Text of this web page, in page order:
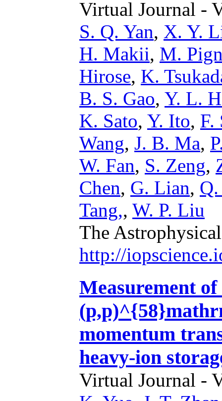
Virtual Journal -
S. Q. Yan, X. Y.
H. Makii, M.
Hirose, K.
B. S. Gao, Y. L.
K. Sato, Y. Ito, F.
Wang, J. B. Ma,
W. Fan, S. Zeng,
Chen, G. Lian,
Tang,, W. P. Liu
The
http://
Measurement
momentum
heavy-ion
Virtual Journal -